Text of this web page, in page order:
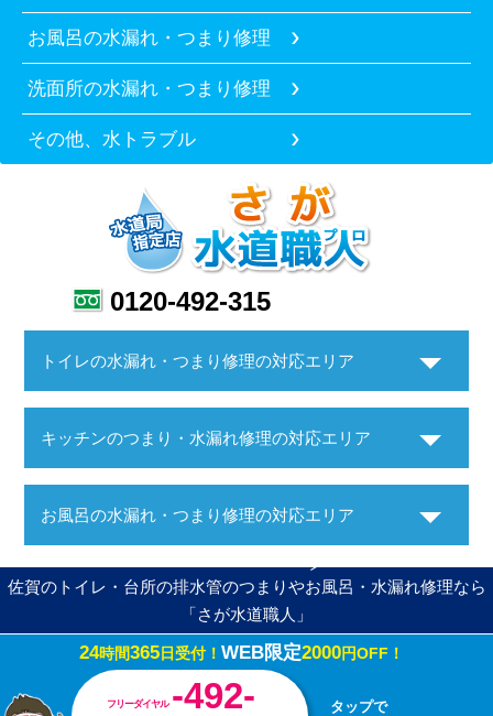
お風呂の水漏れ・つまり修理
洗面所の水漏れ・つまり修理
その他、水トラブル
0120-492-315
トイレの水漏れ・つまり修理の対応エリア
キッチンのつまり・水漏れ修理の対応エリア
お風呂の水漏れ・つまり修理の対応エリア
佐賀のトイレ・台所の排水管のつまりやお風呂・水漏れ修理なら
「さが水道職人」
Copyright ©さが水道職人. All Rights Reserved.
24時間365日受付！ WEB限定2000円OFF！
フリーダイヤル -492- タップで